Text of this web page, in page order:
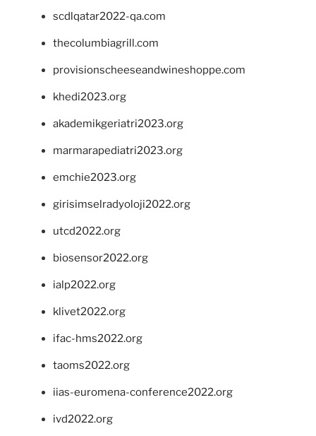
scdlqatar2022-qa.com
thecolumbiagrill.com
provisionscheeseandwineshoppe.com
khedi2023.org
akademikgeriatri2023.org
marmarapediatri2023.org
emchie2023.org
girisimselradyoloji2022.org
utcd2022.org
biosensor2022.org
ialp2022.org
klivet2022.org
ifac-hms2022.org
taoms2022.org
iias-euromena-conference2022.org
ivd2022.org